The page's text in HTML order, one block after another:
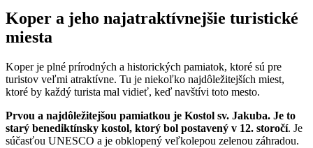
Koper a jeho najatraktívnejšie turistické
miesta
Koper je plné prírodných a historických pamiatok, ktoré sú pre
turistov veľmi atraktívne. Tu je niekoľko najdôležitejších miest,
ktoré by každý turista mal vidieť, keď navštívi toto mesto.
Prvou a najdôležitejšou pamiatkou je Kostol sv. Jakuba. Je to
starý benediktínsky kostol, ktorý bol postavený v 12. storočí. Je
súčasťou UNESCO a je obklopený veľkolepou zelenou záhradou.